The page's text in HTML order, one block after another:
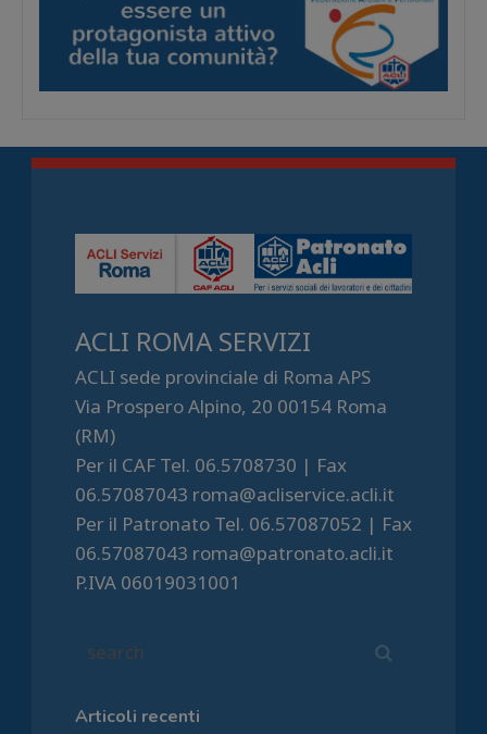
ACLI ROMA SERVIZI
ACLI sede provinciale di Roma APS
Via Prospero Alpino, 20 00154 Roma
(RM)
Per il CAF Tel. 06.5708730 | Fax
06.57087043 roma@acliservice.acli.it
Per il Patronato Tel. 06.57087052 | Fax
06.57087043 roma@patronato.acli.it
P.IVA 06019031001
Articoli recenti